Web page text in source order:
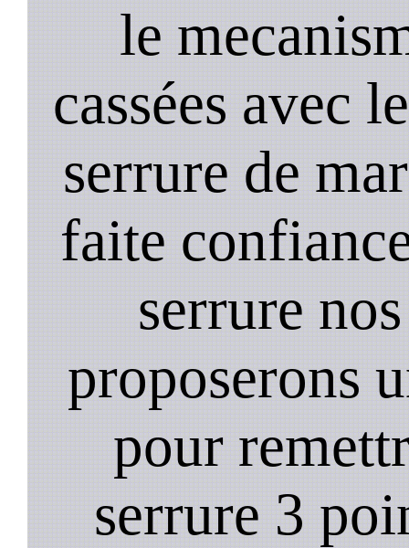
le
cassées avec
serrure de
faite
serrure
proposerons
pour
serrure 3